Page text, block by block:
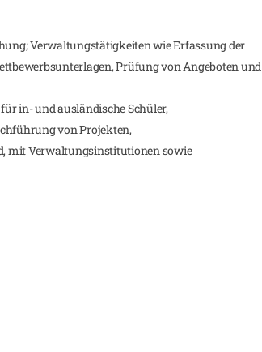
Verwaltungstätigkeiten wie Erfassung der
Prüfung von Angeboten und
in- und ausländische Schüler,
von Projekten,
mit Verwaltungsinstitutionen sowie